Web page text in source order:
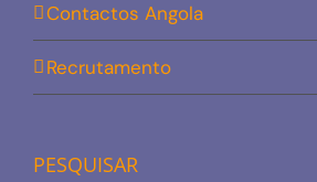
Contactos Angola
Recrutamento
PESQUISAR